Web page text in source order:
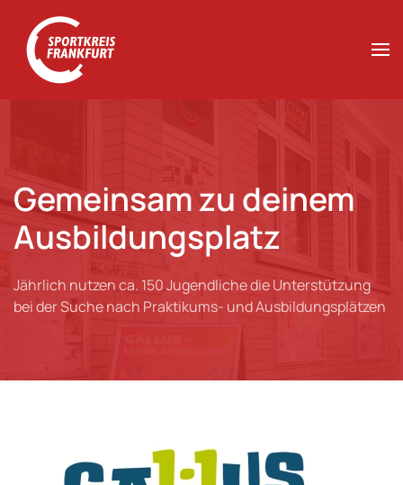
Zum Hauptinhalt springen
Gemeinsam zu deinem
Ausbildungsplatz
Jährlich nutzen ca. 150 Jugendliche die Unterstützung
bei der Suche nach Praktikums- und Ausbildungsplätzen